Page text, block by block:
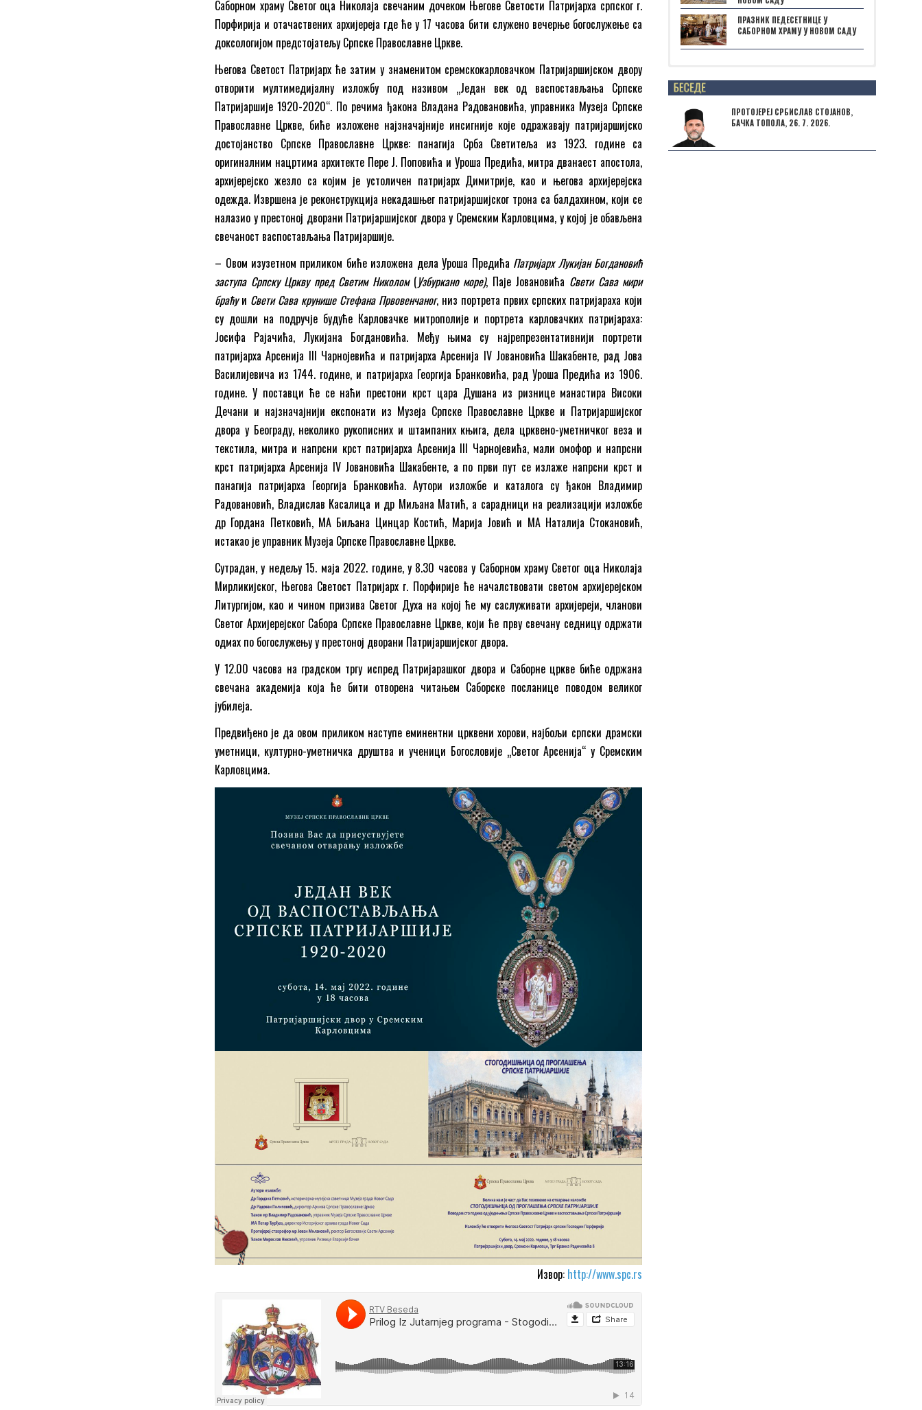
Саборном храму Светог оца Николаја свечаним дочеком Његове Светости Патријарха српског г.
Порфирија и отачаствених архијереја где ће у 17 часова бити служено вечерње богослужење са
доксологијом предстојатељу Српске Православне Цркве.
Његова Светост Патријарх ће затим у знаменитом сремскокарловачком Патријаршијском двору
отворити мултимедијалну изложбу под називом „Један век од васпостављања Српске
Патријаршије 1920-2020“. По речима ђакона Владана Радовановића, управника Музеја Српске
Православне Цркве, биће изложене најзначајније инсигније које одражавају патријаршијско
достојанство Српске Православне Цркве: панагија Срба Светитеља из 1923. године са
оригиналним нацртима архитекте Пере Ј. Поповића и Уроша Предића, митра дванаест апостола,
архијерејско жезло са којим је устоличен патријарх Димитрије, као и његова архијерејска
одежда. Извршена је реконструкција некадашњег патријаршијског трона са балдахином, који се
налазио у престоној дворани Патријаршијског двора у Сремским Карловцима, у којој је обављена
свечаност васпостављања Патријаршије.
– Овом изузетном приликом биће изложена дела Уроша Предића Патријарх Лукијан Богдановић
заступа Српску Цркву пред Светим Николом(Узбуркано море), Паје Јовановића Свети Сава мири
браћуи Свети Сава крунише Стефана Првовенчаног, низ портрета првих српских патријараха који
су дошли на подручје будуће Карловачке митрополије и портрета карловачких патријараха:
Јосифа Рајачића, Лукијана Богдановића. Међу њима су најрепрезентативнији портрети
патријарха Арсенија III Чарнојевића и патријарха Арсенија IV Јовановића Шакабенте, рад Јова
Василијевича из 1744. године, и патријарха Георгија Бранковића, рад Уроша Предића из 1906.
године. У поставци ће се наћи престони крст цара Душана из ризнице манастира Високи
Дечани и најзначајнији експонати из Музеја Српске Православне Цркве и Патријаршијског
двора у Београду, неколико рукописних и штампаних књига, дела црквено-уметничког веза и
текстила, митра и напрсни крст патријарха Арсенија III Чарнојевића, мали омофор и напрсни
крст патријарха Арсенија IV Јовановића Шакабенте, а по први пут се излаже напрсни крст и
панагија патријарха Георгија Бранковића. Аутори изложбе и каталога су ђакон Владимир
Радовановић, Владислав Касалица и др Миљана Матић, а сарадници на реализацији изложбе
др Гордана Петковић, МА Биљана Цинцар Костић, Марија Јовић и МА Наталија Стокановић,
истакао је управник Музеја Српске Православне Цркве.
Сутрадан, у недељу 15. маја 2022. године, у 8.30 часова у Саборном храму Светог оца Николаја
Мирликијског, Његова Светост Патријарх г. Порфирије ће началствовати светом архијерејском
Литургијом, као и чином призива Светог Духа на којој ће му саслуживати архијереји, чланови
Светог Архијерејског Сабора Српске Православне Цркве, који ће прву свечану седницу одржати
одмах по богослужењу у престоној дворани Патријаршијског двора.
У 12.00 часова на градском тргу испред Патријарашког двора и Саборне цркве биће одржана
свечана академија која ће бити отворена читањем Саборске посланице поводом великог
јубилеја.
Предвиђено је да овом приликом наступе еминентни црквени хорови, најбољи српски драмски
уметници, културно-уметничка друштва и ученици Богословије „Светог Арсенија“ у Сремским
Карловцима.
Извор: http://www.spc.rs
ПРАЗНИК ПЕДЕСЕТНИЦЕ У
САБОРНОМ ХРАМУ У НОВОМ САДУ
Posts not found
ПРОТОЈЕРЕЈ СРБИСЛАВ СТОЈАНОВ,
БАЧКА ТОПОЛА, 26. 7. 2026.